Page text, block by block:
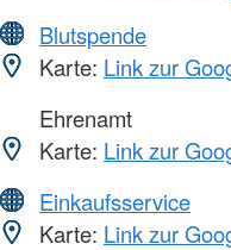
Blutspende
Karte: Link zur
Ehrenamt
Karte: Link zur
Einkaufsservice
Karte: Link zur